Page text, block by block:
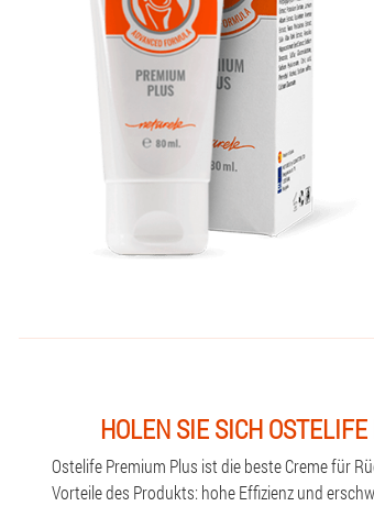
HOLEN SIE SICH
Ostelife Premium Plus ist die beste Creme für
Vorteile des Produkts: hohe Effizienz und